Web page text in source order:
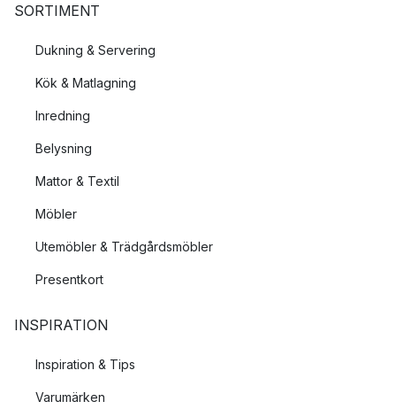
SORTIMENT
Dukning & Servering
Kök & Matlagning
Inredning
Belysning
Mattor & Textil
Möbler
Utemöbler & Trädgårdsmöbler
Presentkort
INSPIRATION
Inspiration & Tips
Varumärken